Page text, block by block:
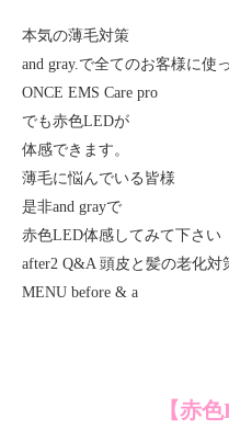
本気の薄毛対策
and gray.で全てのお客様に使
ONCE EMS Care pro
でも赤色LEDが
体感できます。
薄毛に悩んでいる皆様
是非and grayで
赤色LED体感してみて下さい
after2 Q&A 頭皮と髪の老化
MENU before & a
【赤